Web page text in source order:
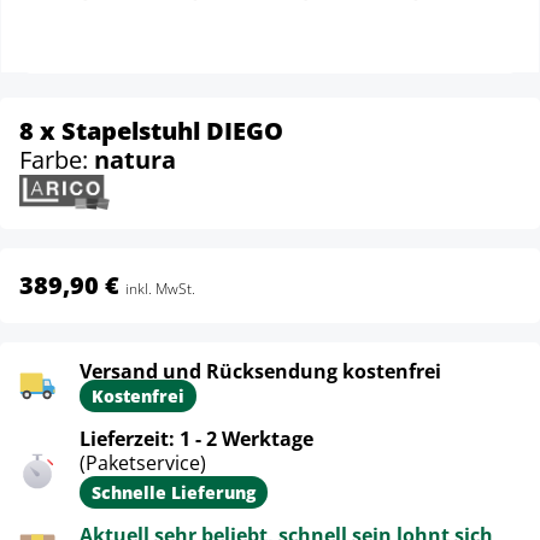
8 x Stapelstuhl DIEGO
Farbe: natura
389,90 € inkl. MwSt.
Versand und Rücksendung kostenfrei
Kostenfrei
Lieferzeit: 1 - 2 Werktage
(Paketservice)
Schnelle Lieferung